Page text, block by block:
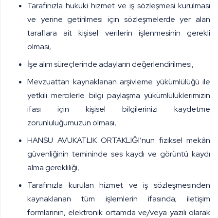
Tarafınızla hukuki hizmet ve iş sözleşmesi kurulması
ve yerine getirilmesi için sözleşmelerde yer alan
taraflara ait kişisel verilerin işlenmesinin gerekli
olması,
İşe alım süreçlerinde adayların değerlendirilmesi,
Mevzuattan kaynaklanan arşivleme yükümlülüğü ile
yetkili mercilerle bilgi paylaşma yükümlülüklerimizin
ifası için kişisel bilgilerinizi kaydetme
zorunluluğumuzun olması,
HANSU AVUKATLIK ORTAKLIĞI’nun fiziksel mekân
güvenliğinin temininde ses kaydı ve görüntü kaydı
alma gerekliliği,
Tarafınızla kurulan hizmet ve iş sözleşmesinden
kaynaklanan tüm işlemlerin ifasında; iletişim
formlarının, elektronik ortamda ve/veya yazılı olarak